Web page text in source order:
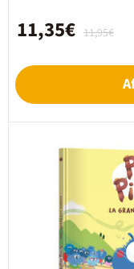
11,95€
11,35€